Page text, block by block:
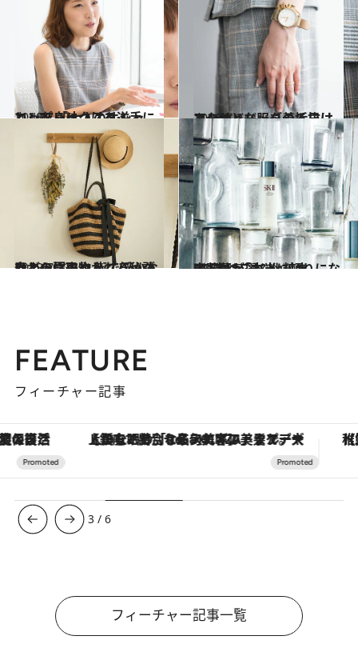
2018.7.17
コンプレックスを逆手にとって 「大人のオシャレ」を身につける！
カルチャー 2018.7.24
コンサバな服を着る日は アクセとバッグの垢抜けルール
カルチャー
2018.7.23
麦わら帽子やかごバッグなどの夏小物 街で浮かないように取り入れる秘訣は？
ライフスタイル 2017.3.7
齋藤薫が選ぶ化粧水BEST12「本当に頼りになる1本はこれ！」
ビューティ＆ヘルス
FEATURE
フィーチャー記事
【銀座で出合う最旬美容】美髪ケアや上質な眠り…セルフケアのアップデートから、特別な名入れギフトまで。大人のための「ReFa GINZA」クルーズ 【夏限定ディナーコース】旬を
3 /6
フィーチャー記事一覧